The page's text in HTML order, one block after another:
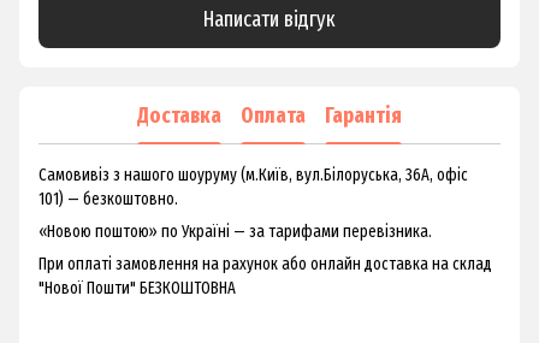
Написати відгук
Доставка Оплата Гарантія
Самовивіз з нашого шоуруму (м.Київ, вул.Білоруська, 36А, офіс
101) — безкоштовно.
«Новою поштою» по Україні — за тарифами перевізника.
При оплаті замовлення на рахунок або онлайн доставка на склад
"Нової Пошти" БЕЗКОШТОВНА